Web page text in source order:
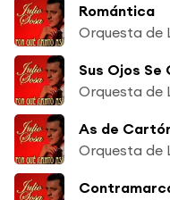
Romántica
Orquesta de
Sus Ojos Se
Orquesta de
As de
Orquesta de